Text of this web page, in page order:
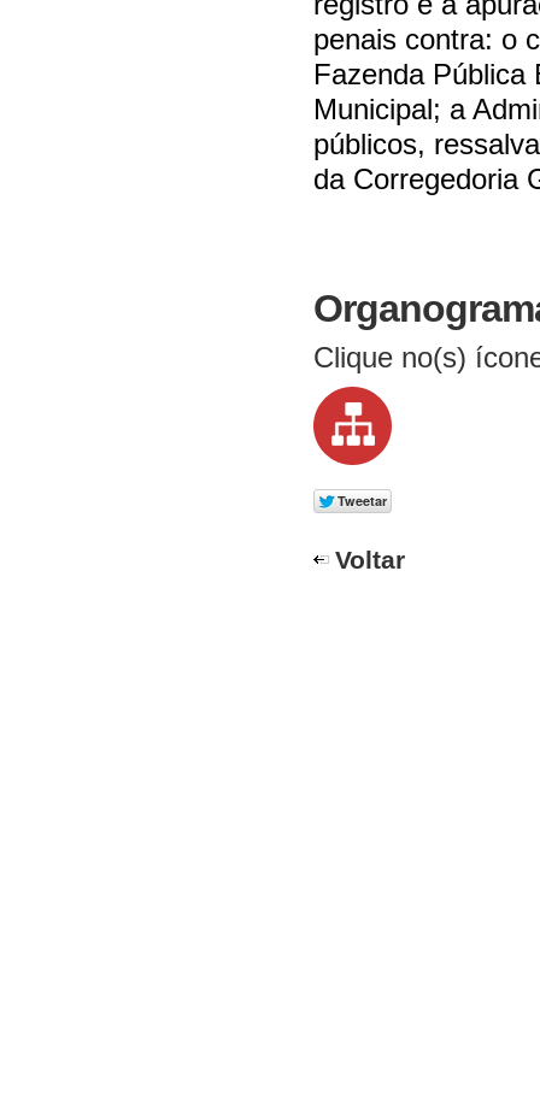
penais contra: o
Fazenda
Municipal; a
públicos,
da Corregedoria
Clique no(s)
Voltar